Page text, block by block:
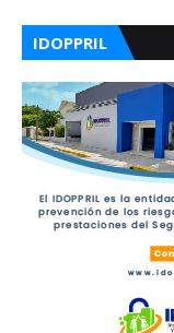
IDOPPRIL